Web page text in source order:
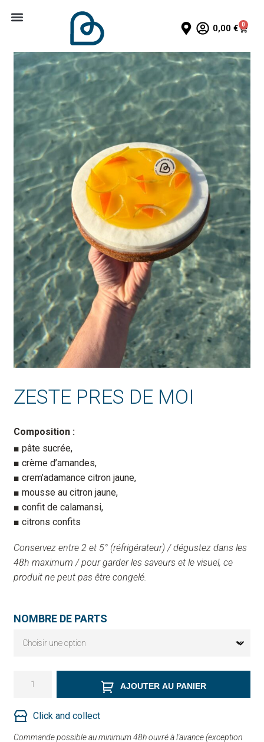
0,00 € 0
ZESTE PRES DE MOI
Composition :
pâte sucrée,
crème d’amandes,
crem’adamance citron jaune,
mousse au citron jaune,
confit de calamansi,
citrons confits
Conservez entre 2 et 5° (réfrigérateur) / dégustez dans les
48h maximum / pour garder les saveurs et le visuel, ce
produit ne peut pas être congelé.
NOMBRE DE PARTS
AJOUTER AU PANIER
Click and collect
Commande possible au minimum 48h ouvré à l'avance (exception